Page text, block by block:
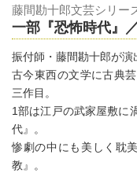
藤間勘十郎文芸シリ
一部『恐怖時代』
振付師・藤間勘十郎が演
古今東西の文学に古典
三作目。
1部は江戸の武家屋敷に
代』。
惨劇の中にも美しく耽
教』。